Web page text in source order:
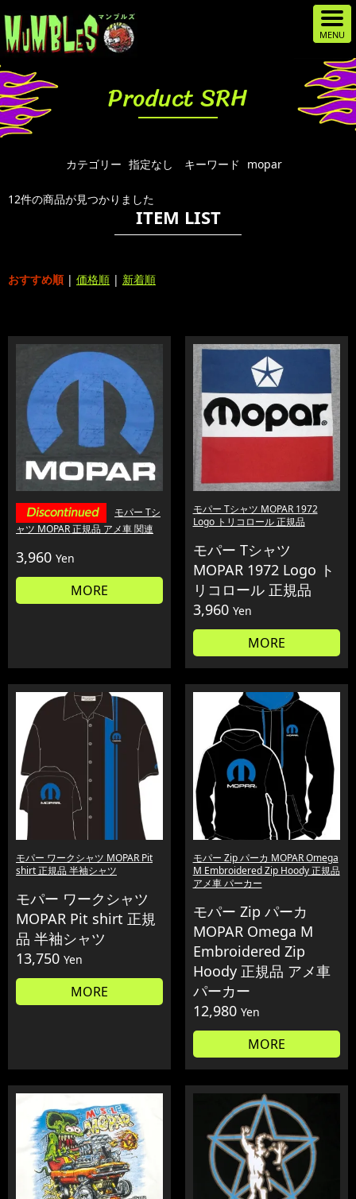
Product SRH
カテゴリー 指定なし キーワード mopar
12件の商品が見つかりました
ITEM LIST
おすすめ順 | 価格順 | 新着順
モパー Tシ
ャツ MOPAR 正規品 アメ車 関連
3,960 Yen
MORE
モパー Tシャツ MOPAR 1972
Logo トリコロール 正規品
モパー Tシャツ
MOPAR 1972 Logo ト
リコロール 正規品
3,960 Yen
MORE
モパー ワークシャツ MOPAR Pit
shirt 正規品 半袖シャツ
モパー ワークシャツ
MOPAR Pit shirt 正規
品 半袖シャツ
13,750 Yen
MORE
モパー Zip パーカ MOPAR Omega
M Embroidered Zip Hoody 正規品
アメ車 パーカー
モパー Zip パーカ
MOPAR Omega M
Embroidered Zip
Hoody 正規品 アメ車
パーカー
12,980 Yen
MORE